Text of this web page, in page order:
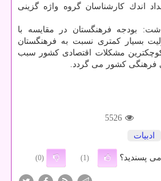
اندك كارشناسان گروه واژه گزینی
بودجه فرهنگستان در مقایسه با
بسیار كمتری نسبت به فرهنگستان
كوچكترین مشكلات اقتصادی كشور سبب
فرهنگی كشور می گردد.
5526
ادبیات
پسندید؟ (1)
(0)